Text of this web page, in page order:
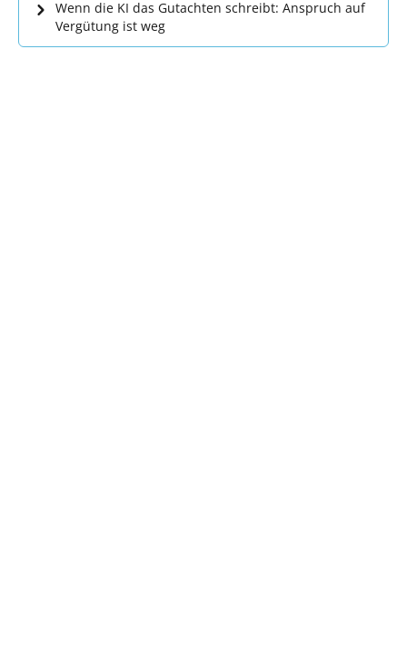
Wenn die KI das Gutachten schreibt: Anspruch auf
Vergütung ist weg